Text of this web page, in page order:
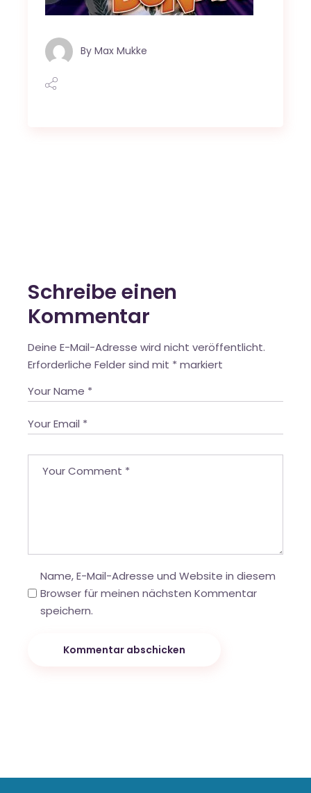
By Max Mukke
Schreibe einen
Kommentar
Deine E-Mail-Adresse wird nicht veröffentlicht.
Erforderliche Felder sind mit * markiert
Name, E-Mail-Adresse und Website in diesem
Browser für meinen nächsten Kommentar
speichern.
Kommentar abschicken